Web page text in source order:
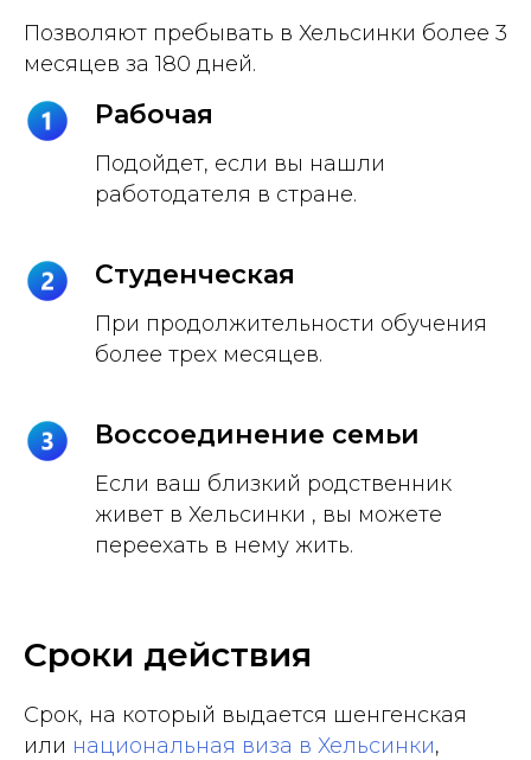
Позволяют пребывать в Хельсинки более 3
месяцев за 180 дней.
Рабочая
Подойдет, если вы нашли
работодателя в стране.
Студенческая
При продолжительности обучения
более трех месяцев.
Воссоединение семьи
Если ваш близкий родственник
живет в Хельсинки , вы можете
переехать в нему жить.
Сроки действия
Срок, на который выдается шенгенская
или национальная виза в Хельсинки,